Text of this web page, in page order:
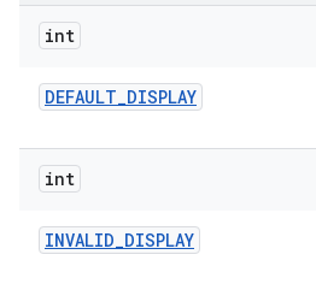
int
DEFAULT_DISPLAY
int
INVALID_DISPLAY